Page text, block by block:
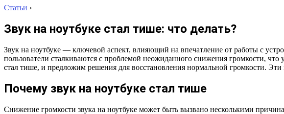
Статьи ›
Звук на ноутбуке стал тише: что делать?
Звук на ноутбуке — ключевой аспект, влияющий на впечатление от работы с
пользователи сталкиваются с проблемой неожиданного снижения громкости,
стал тише, и предложим решения для восстановления нормальной громкости.
Почему звук на ноутбуке стал тише
Снижение громкости звука на ноутбуке может быть вызвано несколькими